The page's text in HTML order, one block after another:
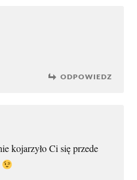
ODPOWIEDZ
kojarzyło Ci się przede